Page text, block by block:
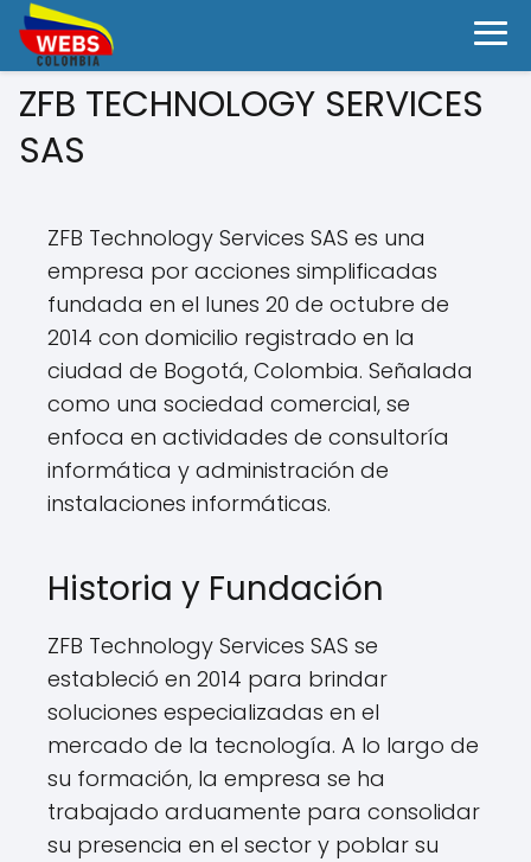
ZFB TECHNOLOGY SERVICES
SAS
ZFB Technology Services SAS es una
empresa por acciones simplificadas
fundada en el lunes 20 de octubre de
2014 con domicilio registrado en la
ciudad de Bogotá, Colombia. Señalada
como una sociedad comercial, se
enfoca en actividades de consultoría
informática y administración de
instalaciones informáticas.
Historia y Fundación
ZFB Technology Services SAS se
estableció en 2014 para brindar
soluciones especializadas en el
mercado de la tecnología. A lo largo de
su formación, la empresa se ha
trabajado arduamente para consolidar
su presencia en el sector y poblar su